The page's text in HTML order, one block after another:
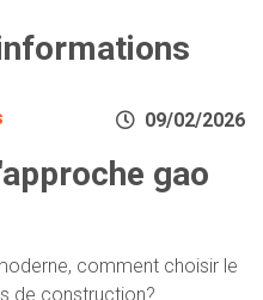
09/02/2026
gao
comment choisir le
de construction?